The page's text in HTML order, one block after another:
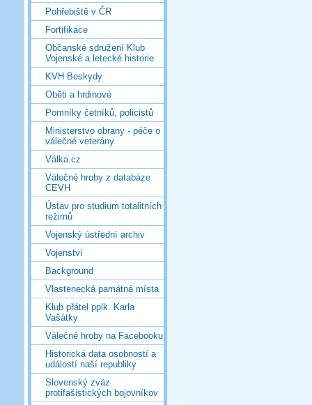
Pohřebiště v ČR
Fortifikace
Občanské sdružení Klub
Vojenské a letecké historie
KVH Beskydy
Oběti a hrdinové
Pomníky četníků, policistů
Ministerstvo obrany - péče o
válečné veterány
Válka.cz
Válečné hroby z databáze
CEVH
Ústav pro studium totalitních
režimů
Vojenský ústřední archiv
Vojenství
Background
Vlastenecká památná místa
Klub přátel pplk. Karla
Vašátky
Válečné hroby na Facebooku
Historická data osobností a
událostí naší republiky
Slovenský zväz
protifašistických bojovníkov